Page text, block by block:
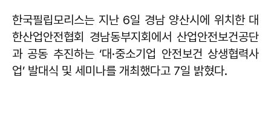
한국필립모리스는 지난 6일 경남 양산시에 위치한 대
한산업안전협회 경남동부지회에서 산업안전보건공단
과 공동 추진하는 ‘대·중소기업 안전보건 상생협력사
업’ 발대식 및 세미나를 개최했다고 7일 밝혔다.